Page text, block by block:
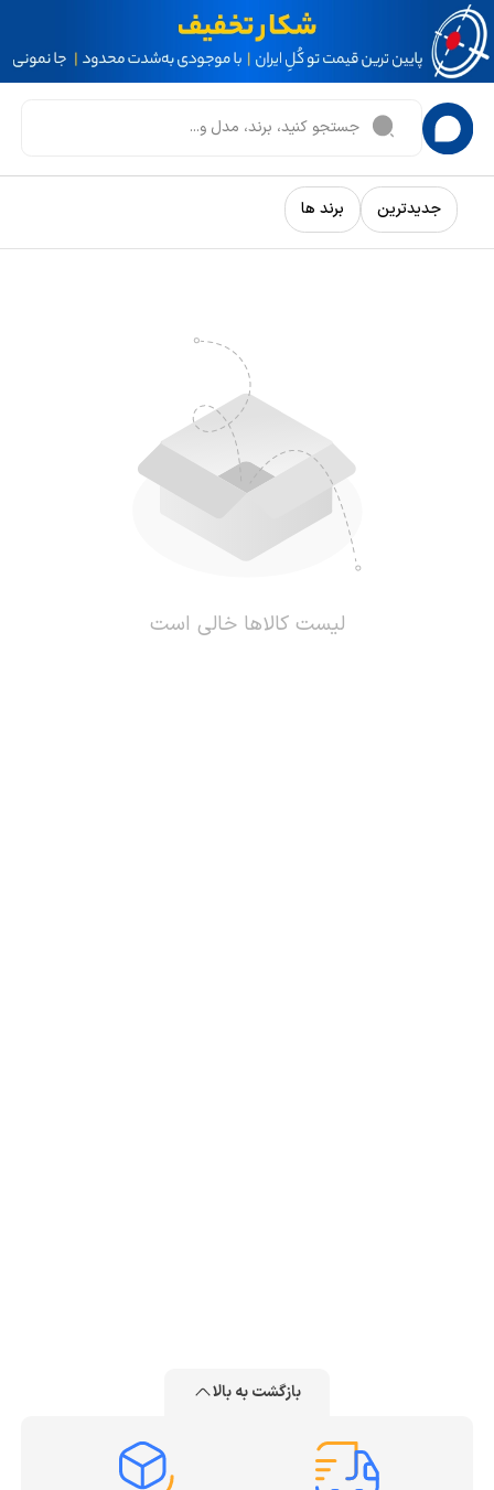
جدیدترین برند ها
لیست کالاها خالی است
بازگشت به بالا